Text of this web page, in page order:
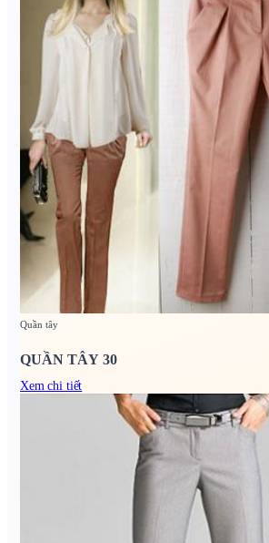
Quần tây
QUẦN TÂY 30
Xem chi tiết